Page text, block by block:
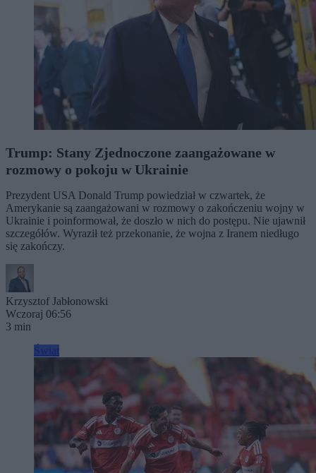
Trump: Stany Zjednoczone zaangażowane w
rozmowy o pokoju w Ukrainie
Prezydent USA Donald Trump powiedział w czwartek, że
Amerykanie są zaangażowani w rozmowy o zakończeniu wojny w
Ukrainie i poinformował, że doszło w nich do postępu. Nie ujawnił
szczegółów. Wyraził też przekonanie, że wojna z Iranem niedługo
się zakończy.
Krzysztof Jabłonowski
Wczoraj 06:56
3 min